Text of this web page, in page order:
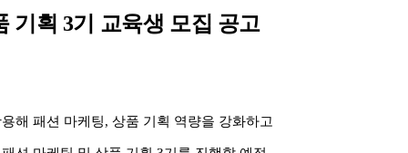
기획 3기 교육생 모집 공고
해 패션 마케팅, 상품 기획 역량을 강화하고